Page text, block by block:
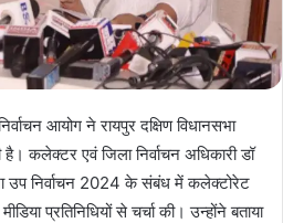
आयोग ने रायपुर दक्षिण विधानसभा
कलेक्टर एवं जिला निर्वाचन अधिकारी डॉ
उप निर्वाचन 2024 के संबंध में कलेक्टोरेट
प्रतिनिधियों से चर्चा की। उन्होंने बताया